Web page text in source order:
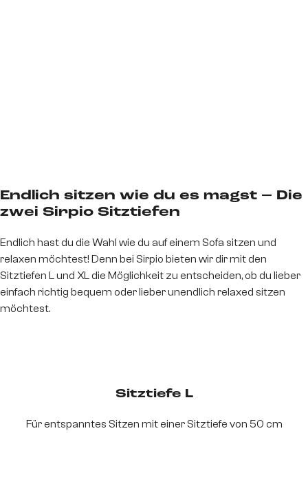
Endlich sitzen wie du es magst – Die
zwei Sirpio Sitztiefen
Endlich hast du die Wahl wie du auf einem Sofa sitzen und
relaxen möchtest! Denn bei Sirpio bieten wir dir mit den
Sitztiefen L und XL die Möglichkeit zu entscheiden, ob du lieber
einfach richtig bequem oder lieber unendlich relaxed sitzen
möchtest.
Sitztiefe L
Für entspanntes Sitzen mit einer Sitztiefe von 50 cm